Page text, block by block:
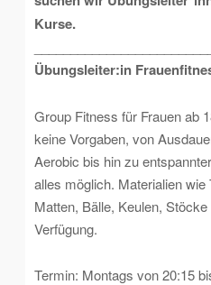
Kurse.
Übungsleiter:in
Group Fitness für Frauen ab
keine Vorgaben, von
Aerobic bis hin zu
alles möglich. Materialien wie
Matten, Bälle, Keulen,
Verfügung.
Termin: Montags von 20:15